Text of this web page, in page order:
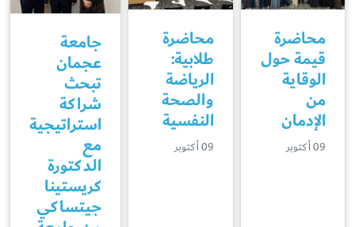
محاضرة
قيمة حول
الوقاية
من
الإدمان
09 أكتوبر
محاضرة
طلابية:
الرياضة
والصحة
النفسية
09 أكتوبر
جامعة
عجمان
تبحث
شراكة
استراتيجية
مع
الدكتورة
كريستينا
جيتساكي